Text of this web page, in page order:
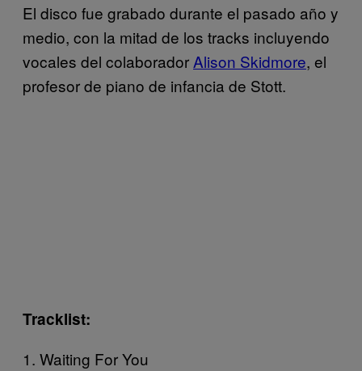
El disco fue grabado durante el pasado año y
medio, con la mitad de los tracks incluyendo
vocales del colaborador Alison Skidmore, el
profesor de piano de infancia de Stott.
Tracklist:
1. Waiting For You